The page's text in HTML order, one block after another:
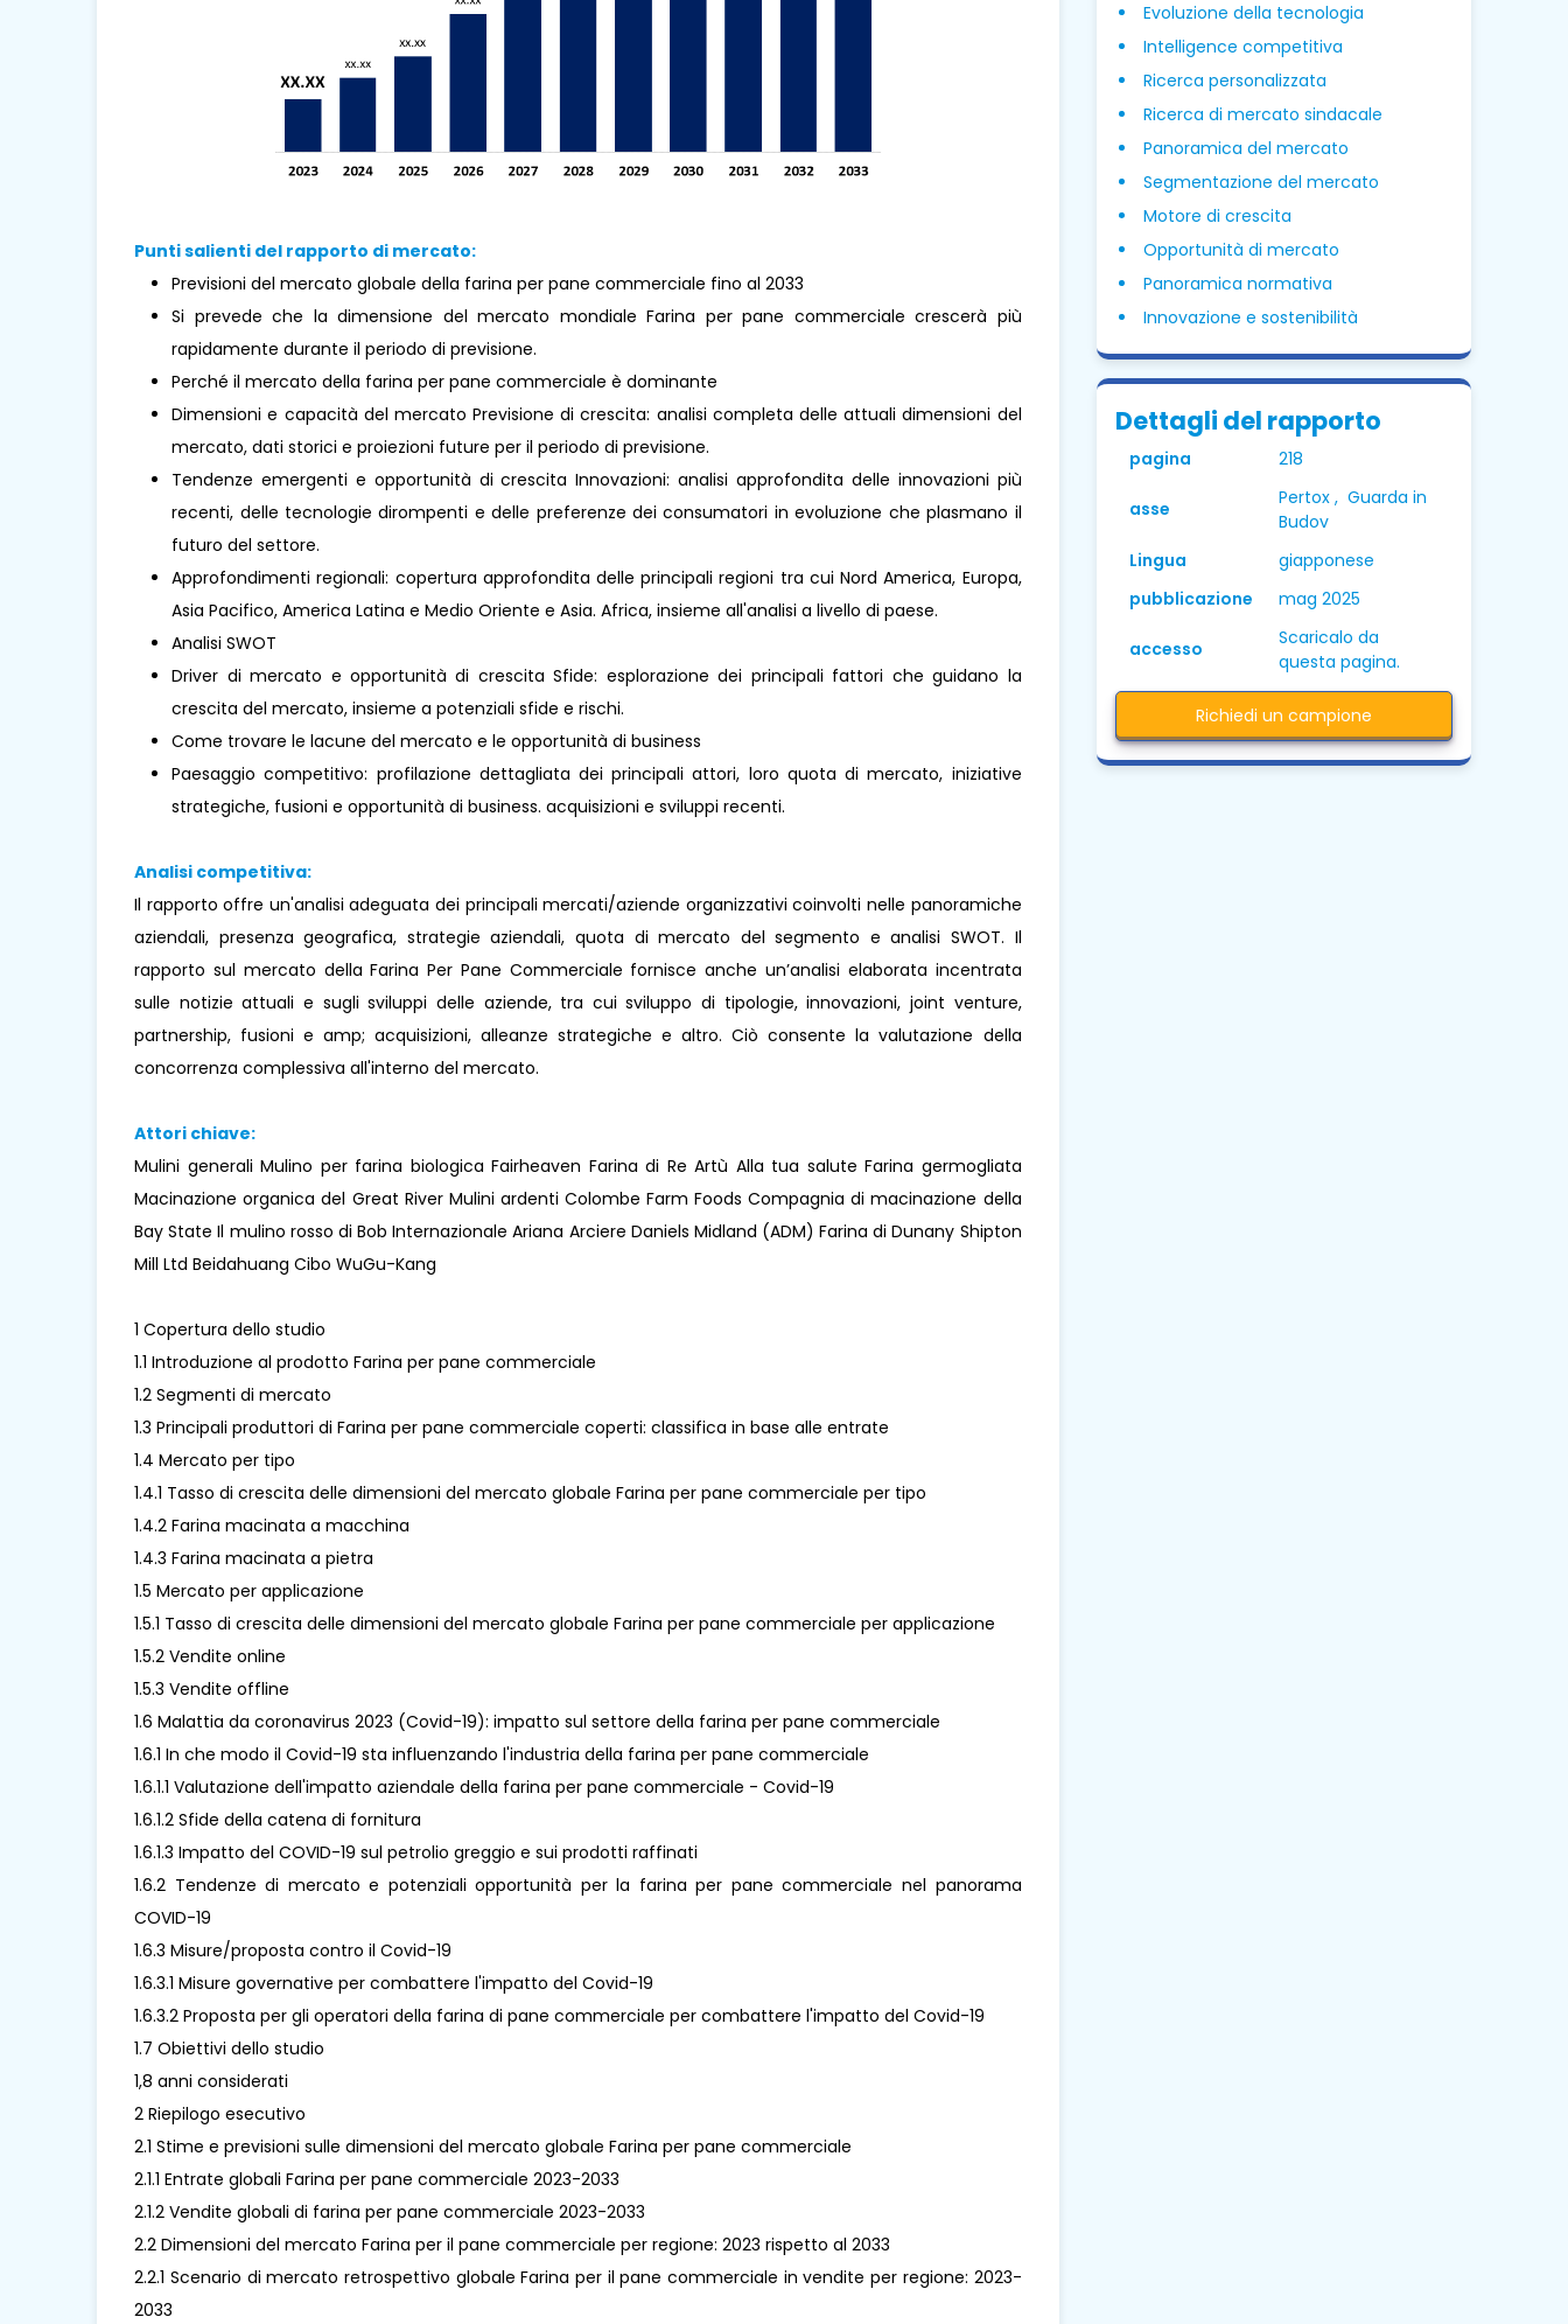
Punti salienti del rapporto di mercato:
Previsioni del mercato globale della farina per pane commerciale fino al 2033
Si prevede che la dimensione del mercato mondiale Farina per pane commerciale crescerà più
rapidamente durante il periodo di previsione.
Perché il mercato della farina per pane commerciale è dominante
Dimensioni e capacità del mercato Previsione di crescita: analisi completa delle attuali dimensioni del
mercato, dati storici e proiezioni future per il periodo di previsione.
Tendenze emergenti e opportunità di crescita Innovazioni: analisi approfondita delle innovazioni più
recenti, delle tecnologie dirompenti e delle preferenze dei consumatori in evoluzione che plasmano il
futuro del settore.
Approfondimenti regionali: copertura approfondita delle principali regioni tra cui Nord America, Europa,
Asia Pacifico, America Latina e Medio Oriente e Asia. Africa, insieme all'analisi a livello di paese.
Analisi SWOT
Driver di mercato e opportunità di crescita Sfide: esplorazione dei principali fattori che guidano la
crescita del mercato, insieme a potenziali sfide e rischi.
Come trovare le lacune del mercato e le opportunità di business
Paesaggio competitivo: profilazione dettagliata dei principali attori, loro quota di mercato, iniziative
strategiche, fusioni e opportunità di business. acquisizioni e sviluppi recenti.
Analisi competitiva:
Il rapporto offre un'analisi adeguata dei principali mercati/aziende organizzativi coinvolti nelle panoramiche
aziendali, presenza geografica, strategie aziendali, quota di mercato del segmento e analisi SWOT. Il
rapporto sul mercato della Farina Per Pane Commerciale fornisce anche un’analisi elaborata incentrata
sulle notizie attuali e sugli sviluppi delle aziende, tra cui sviluppo di tipologie, innovazioni, joint venture,
partnership, fusioni e amp; acquisizioni, alleanze strategiche e altro. Ciò consente la valutazione della
concorrenza complessiva all'interno del mercato.
Attori chiave:
Mulini generali Mulino per farina biologica Fairheaven Farina di Re Artù Alla tua salute Farina germogliata
Macinazione organica del Great River Mulini ardenti Colombe Farm Foods Compagnia di macinazione della
Bay State Il mulino rosso di Bob Internazionale Ariana Arciere Daniels Midland (ADM) Farina di Dunany Shipton
Mill Ltd Beidahuang Cibo WuGu-Kang
1 Copertura dello studio
1.1 Introduzione al prodotto Farina per pane commerciale
1.2 Segmenti di mercato
1.3 Principali produttori di Farina per pane commerciale coperti: classifica in base alle entrate
1.4 Mercato per tipo
1.4.1 Tasso di crescita delle dimensioni del mercato globale Farina per pane commerciale per tipo
1.4.2 Farina macinata a macchina
1.4.3 Farina macinata a pietra
1.5 Mercato per applicazione
1.5.1 Tasso di crescita delle dimensioni del mercato globale Farina per pane commerciale per applicazione
1.5.2 Vendite online
1.5.3 Vendite offline
1.6 Malattia da coronavirus 2023 (Covid-19): impatto sul settore della farina per pane commerciale
1.6.1 In che modo il Covid-19 sta influenzando l'industria della farina per pane commerciale
1.6.1.1 Valutazione dell'impatto aziendale della farina per pane commerciale - Covid-19
1.6.1.2 Sfide della catena di fornitura
1.6.1.3 Impatto del COVID-19 sul petrolio greggio e sui prodotti raffinati
1.6.2 Tendenze di mercato e potenziali opportunità per la farina per pane commerciale nel panorama
COVID-19
1.6.3 Misure/proposta contro il Covid-19
1.6.3.1 Misure governative per combattere l'impatto del Covid-19
1.6.3.2 Proposta per gli operatori della farina di pane commerciale per combattere l'impatto del Covid-19
1.7 Obiettivi dello studio
1,8 anni considerati
2 Riepilogo esecutivo
2.1 Stime e previsioni sulle dimensioni del mercato globale Farina per pane commerciale
2.1.1 Entrate globali Farina per pane commerciale 2023-2033
2.1.2 Vendite globali di farina per pane commerciale 2023-2033
2.2 Dimensioni del mercato Farina per il pane commerciale per regione: 2023 rispetto al 2033
2.2.1 Scenario di mercato retrospettivo globale Farina per il pane commerciale in vendite per regione: 2023-
2033
Evoluzione della tecnologia
Intelligence competitiva
Ricerca personalizzata
Ricerca di mercato sindacale
Panoramica del mercato
Segmentazione del mercato
Motore di crescita
Opportunità di mercato
Panoramica normativa
Innovazione e sostenibilità
Dettagli del rapporto
pagina 218
asse
Pertox , Guarda in
Budov
Lingua
giapponese
pubblicazione
mag 2025
accesso
Scaricalo da
questa pagina.
Richiedi un campione